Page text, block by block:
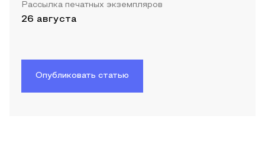
Рассылка печатных экземпляров
26 августа
Опубликовать статью